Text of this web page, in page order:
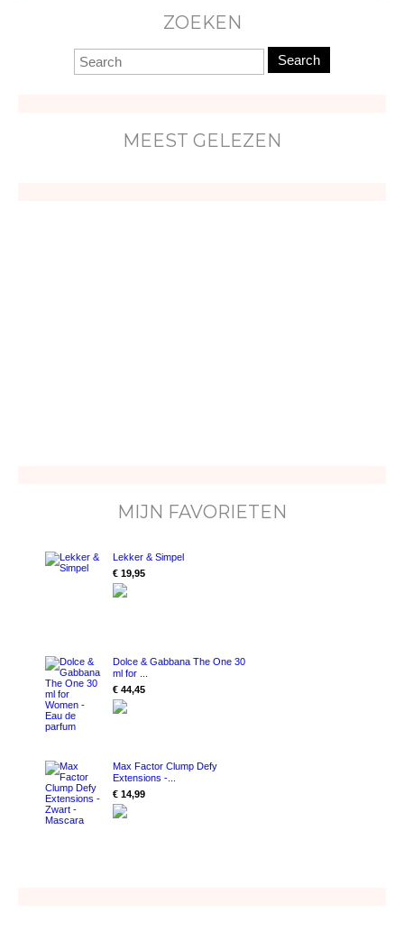
ZOEKEN
Search
MEEST GELEZEN
MIJN FAVORIETEN
Lekker & Simpel
€ 19,95
Dolce & Gabbana The One 30
ml for ...
€ 44,45
Max Factor Clump Defy
Extensions -...
€ 14,99